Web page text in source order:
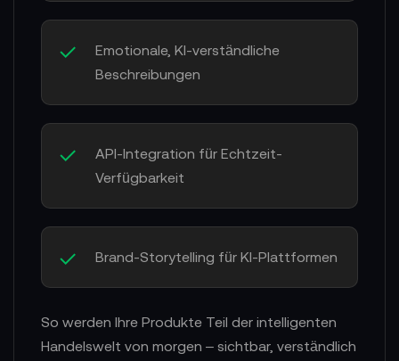
Emotionale, KI-verständliche
Beschreibungen
API-Integration für Echtzeit-
Verfügbarkeit
Brand-Storytelling für KI-Plattformen
So werden Ihre Produkte Teil der intelligenten
Handelswelt von morgen – sichtbar, verständlich